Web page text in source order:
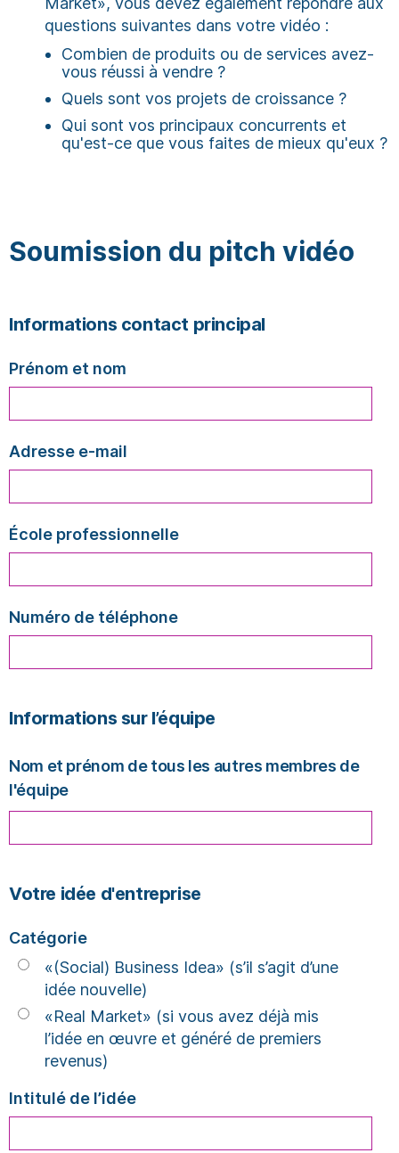
questions suivantes dans votre vidéo :
Combien de produits ou de services avez-
vous réussi à vendre ?
Quels sont vos projets de croissance ?
Qui sont vos principaux concurrents et
qu'est-ce que vous faites de mieux qu'eux ?
Soumission du pitch vidéo
Informations contact principal
Prénom et nom
Adresse e-mail
École professionnelle
Numéro de téléphone
Informations sur l’équipe
Nom et prénom de tous les autres membres de
l'équipe
Votre idée d'entreprise
Catégorie
«(Social) Business Idea» (s’il s’agit d’une
idée nouvelle)
«Real Market» (si vous avez déjà mis
l’idée en œuvre et généré de premiers
revenus)
Intitulé de l’idée